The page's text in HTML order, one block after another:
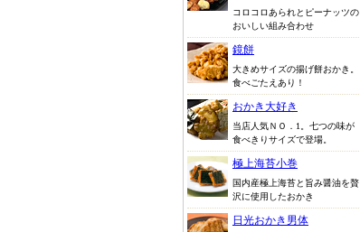
コロコロあられとピーナッツの
おいしい組み合わせ
鏡餅
大きめサイズの揚げ餅おかき。
食べごたえあり！
おかき大好き
当店人気ＮＯ．1。七つの味が
食べきりサイズで登場。
極上海苔小巻
国内産極上海苔と旨み醤油を贅
沢に使用したおかき
日光おかき男体